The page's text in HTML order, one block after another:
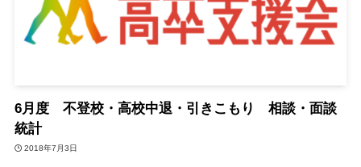
6月度 不登校・高校中退・引きこもり 相談・面談
統計
2018年7月3日